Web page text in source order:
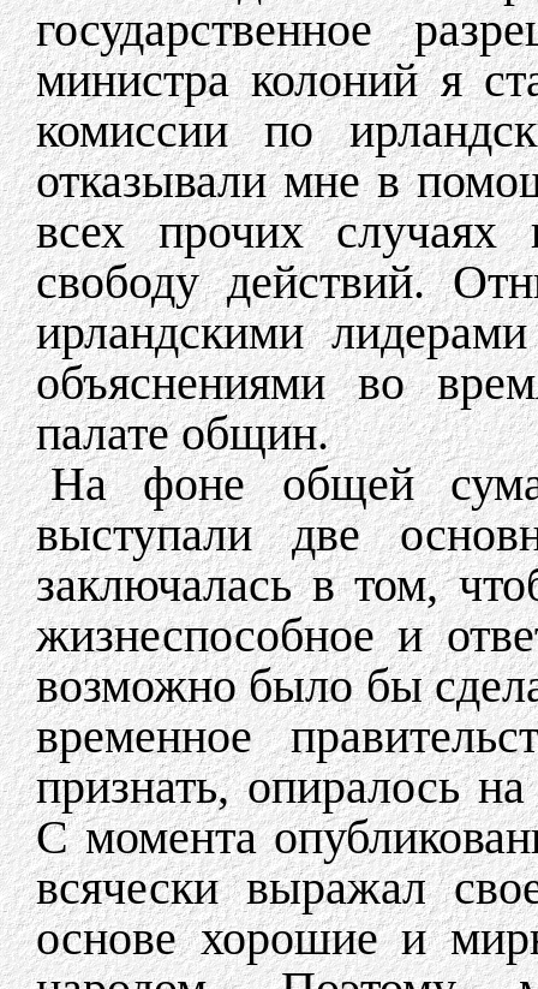
государственное
министра колоний я
комиссии по
отказывали мне в
всех прочих случаях
свободу действий.
ирландскими
объяснениями во
палате общин.
На фоне общей
выступали две
заключалась в том,
жизнеспособное и
возможно было бы
временное
признать, опиралось
С момента
всячески выражал
основе хорошие и